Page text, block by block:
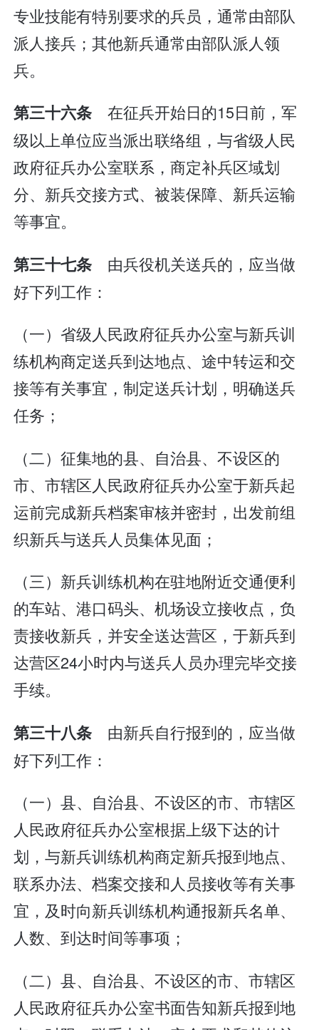
专业技能有特别要求的兵员，通常由部队
派人接兵；其他新兵通常由部队派人领
兵。
第三十六条 在征兵开始日的15日前，军
级以上单位应当派出联络组，与省级人民
政府征兵办公室联系，商定补兵区域划
分、新兵交接方式、被装保障、新兵运输
等事宜。
第三十七条 由兵役机关送兵的，应当做
好下列工作：
（一）省级人民政府征兵办公室与新兵训
练机构商定送兵到达地点、途中转运和交
接等有关事宜，制定送兵计划，明确送兵
任务；
（二）征集地的县、自治县、不设区的
市、市辖区人民政府征兵办公室于新兵起
运前完成新兵档案审核并密封，出发前组
织新兵与送兵人员集体见面；
（三）新兵训练机构在驻地附近交通便利
的车站、港口码头、机场设立接收点，负
责接收新兵，并安全送达营区，于新兵到
达营区24小时内与送兵人员办理完毕交接
手续。
第三十八条 由新兵自行报到的，应当做
好下列工作：
（一）县、自治县、不设区的市、市辖区
人民政府征兵办公室根据上级下达的计
划，与新兵训练机构商定新兵报到地点、
联系办法、档案交接和人员接收等有关事
宜，及时向新兵训练机构通报新兵名单、
人数、到达时间等事项；
（二）县、自治县、不设区的市、市辖区
人民政府征兵办公室书面告知新兵报到地